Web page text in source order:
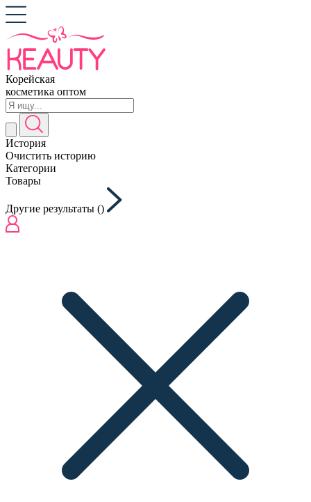
Корейская
косметика оптом
История
Очистить историю
Категории
Товары
Другие результаты ()